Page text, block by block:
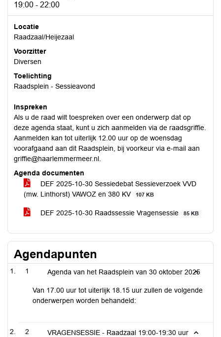
19:00 - 22:00
Locatie
Raadzaal/Heijezaal
Voorzitter
Diversen
Toelichting
Raadsplein - Sessieavond
Inspreken
Als u de raad wilt toespreken over een onderwerp dat op
deze agenda staat, kunt u zich aanmelden via de raadsgriffie.
Aanmelden kan tot uiterlijk 12.00 uur op de woensdag
voorafgaand aan dit Raadsplein, bij voorkeur via e-mail aan
griffie@haarlemmermeer.nl.
Agenda documenten
DEF 2025-10-30 Sessiedebat Sessieverzoek VVD
(mw. Linthorst) VAWOZ en 380 KV
107 KB
DEF 2025-10-30 Raadssessie Vragensessie 85 KB
Agendapunten
1 Agenda van het Raadsplein van 30 oktober 2025
Van 17.00 uur tot uiterlijk 18.15 uur zullen de volgende
onderwerpen worden behandeld:
2 VRAGENSESSIE - Raadzaal 19:00-19:30 uur